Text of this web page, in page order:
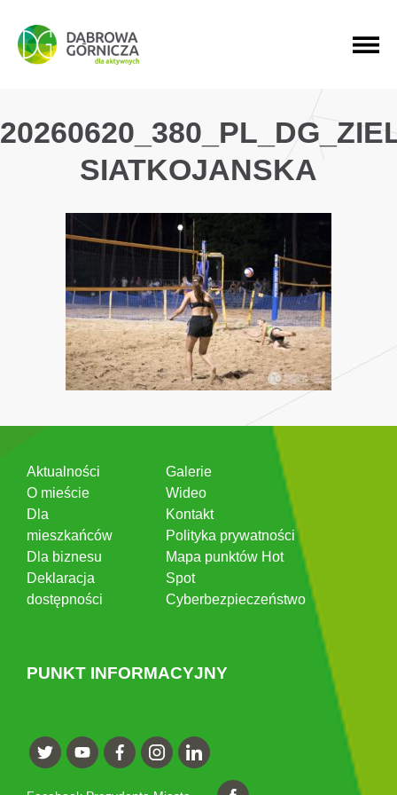
PRZEJDŹ DO MENU GŁÓWNEGO
PRZEJDŹ DO WYSZUKIWARKI
PRZEJDŹ DO TREŚCI
SIATKOJANSKA
Aktualności
O mieście
Dla
mieszkańców
Dla biznesu
Deklaracja
dostępności
Galerie
Wideo
Kontakt
Polityka prywatności
Mapa punktów Hot
Spot
Cyberbezpieczeństwo
PUNKT INFORMACYJNY